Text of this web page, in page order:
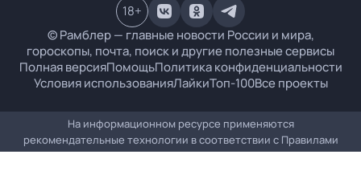
© Рамблер — главные новости России и мира,
гороскопы, почта, поиск и другие полезные сервисы
Полная версияПомощьПолитика конфиденциальности
Условия использованияЛайкиТоп-100Все проекты
18+
На информационном ресурсе применяются
рекомендательные технологии в соответствии с Правилами